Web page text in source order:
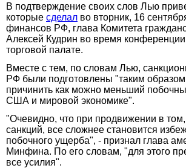
В подтверждение своих слов Лью
которые сделал во вторник, 16
финансов РФ, глава Комитета
Алексей Кудрин во время
торговой палате.
Вместе с тем, по словам Лью,
РФ были подготовлены "таким
причинить как можно меньший
США и мировой экономике".
"Очевидно, что при продвижении в том,
санкций, все сложнее становится
побочного ущерба", - признал глава
Минфина. По его словам, "для этого
все усилия".